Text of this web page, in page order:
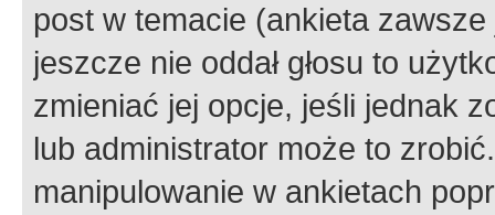
post w temacie (ankieta
jeszcze nie oddał głosu to
zmieniać jej opcje, jeśli jednak
lub administrator może to
manipulowanie w ankietach